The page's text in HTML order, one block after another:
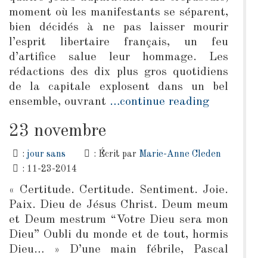
moment où les manifestants se séparent,
bien décidés à ne pas laisser mourir
l’esprit libertaire français, un feu
d’artifice salue leur hommage. Les
rédactions des dix plus gros quotidiens
de la capitale explosent dans un bel
ensemble, ouvrant …continue reading
23 novembre
:jour sans : Écrit par Marie-Anne Cleden
: 11-23-2014
« Certitude. Certitude. Sentiment. Joie.
Paix. Dieu de Jésus Christ. Deum meum
et Deum mestrum “Votre Dieu sera mon
Dieu” Oubli du monde et de tout, hormis
Dieu… » D’une main fébrile, Pascal